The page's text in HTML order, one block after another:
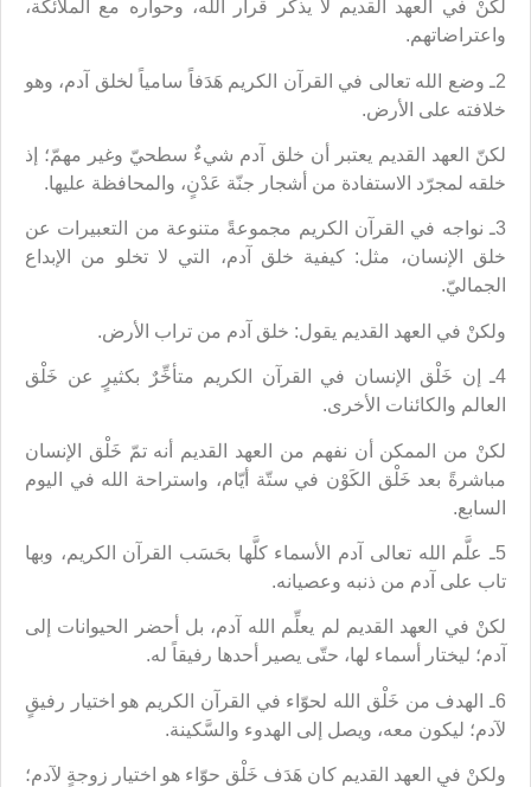
لكنْ في العهد القديم لا يذكر قرار الله، وحواره مع الملائكة،
واعتراضاتهم.
2ـ وضع الله تعالى في القرآن الكريم هَدَفاً سامياً لخلق آدم، وهو
خلافته على الأرض.
لكنّ العهد القديم يعتبر أن خلق آدم شيءٌ سطحيّ وغير مهمّ؛ إذ
خلقه لمجرّد الاستفادة من أشجار جنّة عَدْنٍ، والمحافظة عليها.
3ـ نواجه في القرآن الكريم مجموعةً متنوعة من التعبيرات عن
خلق الإنسان، مثل: كيفية خلق آدم، التي لا تخلو من الإبداع
الجماليّ.
ولكنْ في العهد القديم يقول: خلق آدم من تراب الأرض.
4ـ إن خَلْق الإنسان في القرآن الكريم متأخِّرٌ بكثيرٍ عن خَلْق
العالم والكائنات الأخرى.
لكنْ من الممكن أن نفهم من العهد القديم أنه تمّ خَلْق الإنسان
مباشرةً بعد خَلْق الكَوْن في ستّة أيّام، واستراحة الله في اليوم
السابع.
5ـ علَّم الله تعالى آدم الأسماء كلَّها بحَسَب القرآن الكريم، وبها
تاب على آدم من ذنبه وعصيانه.
لكنْ في العهد القديم لم يعلِّم الله آدم، بل أحضر الحيوانات إلى
آدم؛ ليختار أسماء لها، حتّى يصير أحدها رفيقاً له.
6ـ الهدف من خَلْق الله لحوّاء في القرآن الكريم هو اختيار رفيقٍ
لآدم؛ ليكون معه، ويصل إلى الهدوء والسَّكينة.
ولكنْ في العهد القديم كان هَدَف خَلْق حوّاء هو اختيار زوجةٍ لآدم؛